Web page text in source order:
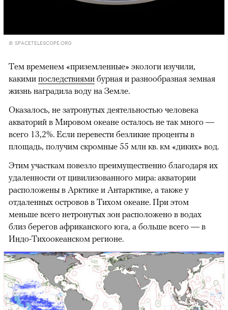
© SPACETELESCOPE.ORG
Тем временем «приземленные» экологи изучили,
какими последствиями бурная и разнообразная земная
жизнь наградила воду на Земле.
Оказалось, не затронутых деятельностью человека
акваторий в Мировом океане осталось не так много —
всего 13,2%. Если перевести безликие проценты в
площадь, получим скромные 55 млн кв. км «диких» вод.
Этим участкам повезло преимущественно благодаря их
удаленности от цивилизованного мира: акватории
расположены в Арктике и Антарктике, а также у
отдаленных островов в Тихом океане. При этом
меньше всего нетронутых зон расположено в водах
близ берегов африканского юга, а больше всего — в
Индо-Тихоокеанском регионе.